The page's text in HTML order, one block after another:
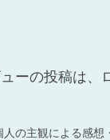
ーの投稿は、
の主観による感想